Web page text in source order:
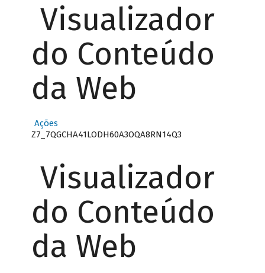
Visualizador
do Conteúdo
da Web
Ações
Z7_7QGCHA41LODH60A3OQA8RN14Q3
Visualizador
do Conteúdo
da Web